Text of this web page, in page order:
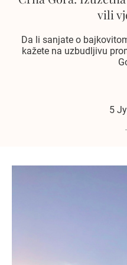
vili
Da li sanjate o
kažete na uzbudljivu
5